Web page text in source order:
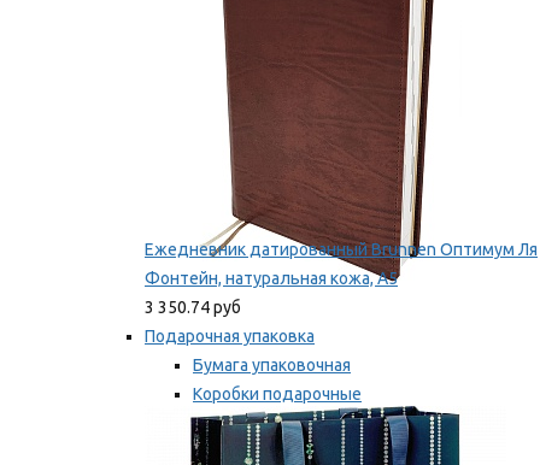
Ежедневник датированный Brunnen Оптимум Ля
Фонтейн, натуральная кожа, А5
3 350.74 руб
Подарочная упаковка
Бумага упаковочная
Коробки подарочные
Ленты, бобины
Мы рекомендуем